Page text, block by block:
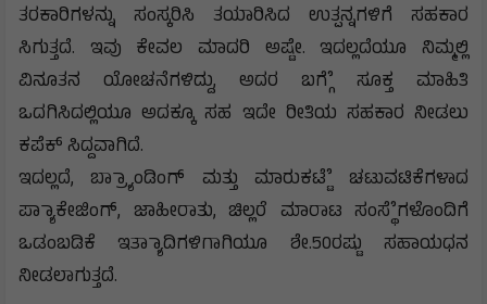
ತರಕಾರಿಗಳನ್ನು ಸಂಸ್ಕರಿಸಿ ತಯಾರಿಸಿದ ಉತ್ಪನ್ನಗಳಿಗೆ ಸಹಕಾರ
ಸಿಗುತ್ತದೆ. ಇವು ಕೇವಲ ಮಾದರಿ ಅಷ್ಟೇ. ಇದಲ್ಲದೆಯೂ ನಿಮ್ಮಲ್ಲಿ
ವಿನೂತನ ಯೋಚನೆಗಳಿದ್ದು, ಅದರ ಬಗ್ಗೆೆ ಸೂಕ್ತ ಮಾಹಿತಿ
ಒದಗಿಸಿದಲ್ಲಿಯೂ ಅದಕ್ಕೂ ಸಹ ಇದೇ ರೀತಿಯ ಸಹಕಾರ ನೀಡಲು
ಕಪೆಕ್ ಸಿದ್ದವಾಗಿದೆ.
ಇದಲ್ಲದೆ, ಬ್ರ್ಯಾಾಂಡಿಂಗ್ ಮತ್ತು ಮಾರುಕಟ್ಟೆೆ ಚಟುವಟಿಕೆಗಳಾದ
ಪ್ಯಾಾಕೇಜಿಂಗ್, ಜಾಹೀರಾತು, ಚಿಲ್ಲರೆ ಮಾರಾಟ ಸಂಸ್ಥೆೆಗಳೊಂದಿಗೆ
ಒಡಂಬಡಿಕೆ ಇತ್ಯಾಾದಿಗಳಿಗಾಗಿಯೂ ಶೇ.50ರಷ್ಟು ಸಹಾಯಧನ
ನೀಡಲಾಗುತ್ತದೆ.